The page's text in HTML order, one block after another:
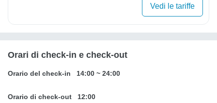
Vedi le tariffe
Orari di check-in e check-out
Orario del check-in 14:00 ~ 24:00
Orario di check-out 12:00